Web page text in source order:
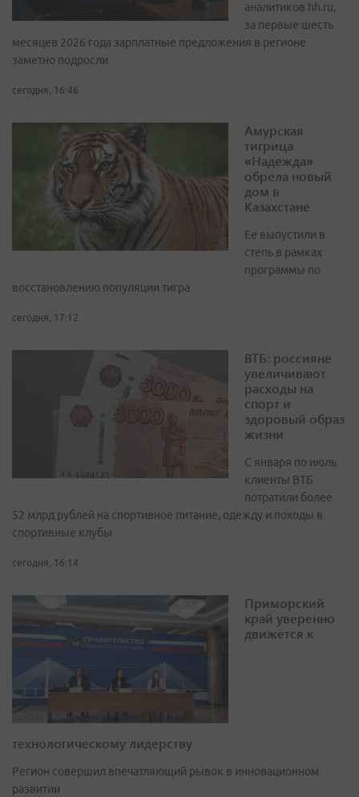
аналитиков hh.ru,
за первые шесть
месяцев 2026 года зарплатные предложения в регионе
заметно подросли
сегодня, 16:46
Амурская
тигрица
«Надежда»
обрела новый
дом в
Казахстане
Ее выпустили в
степь в рамках
программы по
восстановлению популяции тигра
сегодня, 17:12
ВТБ: россияне
увеличивают
расходы на
спорт и
здоровый образ
жизни
С января по июль
клиенты ВТБ
потратили более
52 млрд рублей на спортивное питание, одежду и походы в
спортивные клубы
сегодня, 16:14
Приморский
край уверенно
движется к
технологическому лидерству
Регион совершил впечатляющий рывок в инновационном
развитии